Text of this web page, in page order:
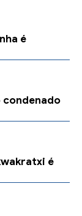
é
condenado
é